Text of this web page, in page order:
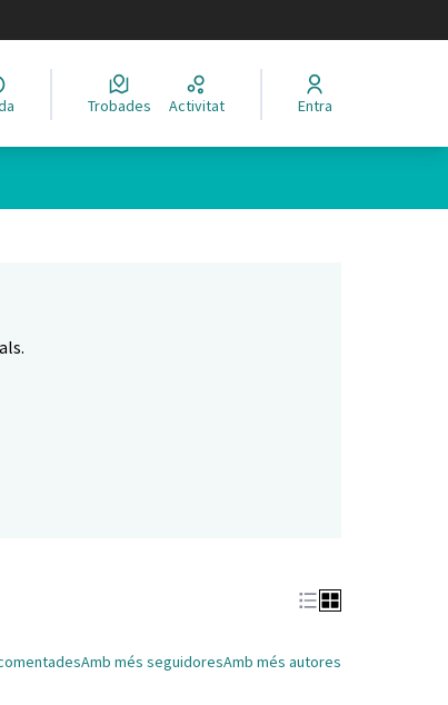
Trobades Activitat Entra
Amb més seguidoresAmb més autores